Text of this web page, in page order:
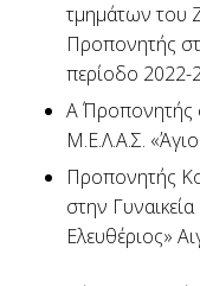
τμημάτων του
Προπονητής
περίοδο 2022-
Α΄ Προπονητής
Μ.Ε.Λ.Α.Σ.
Προπονητής
στην
Ελευθέριος»